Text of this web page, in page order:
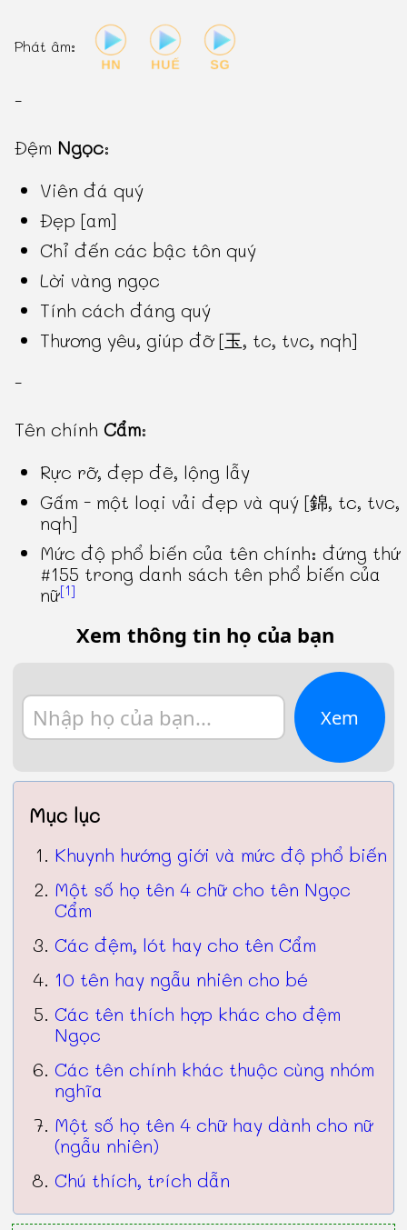
Phát âm:
-
Đệm Ngọc:
Viên đá quý
Đẹp [am]
Chỉ đến các bậc tôn quý
Lời vàng ngọc
Tính cách đáng quý
Thương yêu, giúp đỡ [玉, tc, tvc, nqh]
-
Tên chínhCẩm:
Rực rỡ, đẹp đẽ, lộng lẫy
Gấm - một loại vải đẹp và quý [錦, tc, tvc,
nqh]
Mức độ phổ biến của tên chính: đứng thứ
#155 trong danh sách tên phổ biến của
nữ[1]
Xem thông tin họ của bạn
Xem
Mục lục
Khuynh hướng giới và mức độ phổ biến
Một số họ tên 4 chữ cho tên Ngọc
Cẩm
Các đệm, lót hay cho tên Cẩm
10 tên hay ngẫu nhiên cho bé
Các tên thích hợp khác cho đệm
Ngọc
Các tên chính khác thuộc cùng nhóm
nghĩa
Một số họ tên 4 chữ hay dành cho nữ
(ngẫu nhiên)
Chú thích, trích dẫn